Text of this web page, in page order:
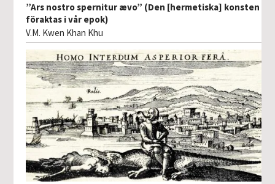
”Ars nostro spernitur ævo” (Den [hermetiska] konsten
föraktas i vår epok)
V.M. Kwen Khan Khu